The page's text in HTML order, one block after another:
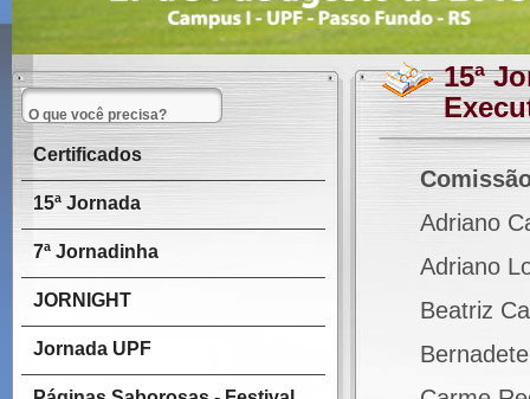
Certificados
15ª Jornada
7ª Jornadinha
JORNIGHT
Jornada UPF
15ª
Adriano
Adriano
Beatriz